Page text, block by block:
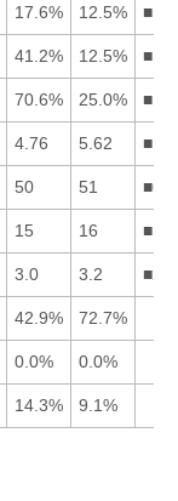
17.6% 12.5%
41.2% 12.5%
70.6% 25.0%
4.76 5.62
50 51
15 16
3.0 3.2
42.9% 72.7%
0.0% 0.0%
14.3% 9.1%